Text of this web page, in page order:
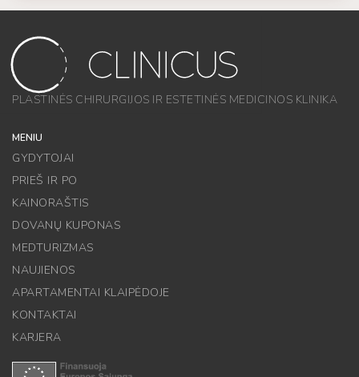
PLASTINĖS CHIRURGIJOS IR ESTETINĖS MEDICINOS KLINIKA
MENIU
GYDYTOJAI
PRIEŠ IR PO
KAINORAŠTIS
DOVANŲ KUPONAS
MEDTURIZMAS
NAUJIENOS
APARTAMENTAI KLAIPĖDOJE
KONTAKTAI
KARJERA